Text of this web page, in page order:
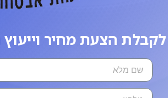
לקבלת הצעת מחיר